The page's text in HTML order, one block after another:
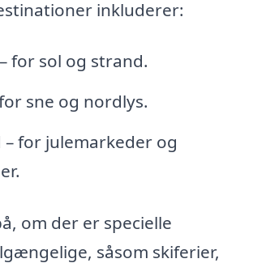
inkluderer:
for sol og strand.
sne og nordlys.
– for julemarkeder og
om der er specielle
såsom skiferier,